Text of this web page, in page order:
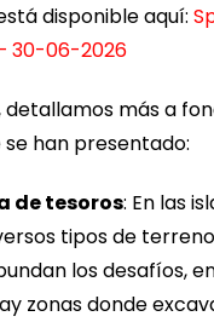
disponible aquí:
30-06-2026
detallamos más a
han presentado:
de tesoros: En las
tipos de
los desafíos,
zonas donde